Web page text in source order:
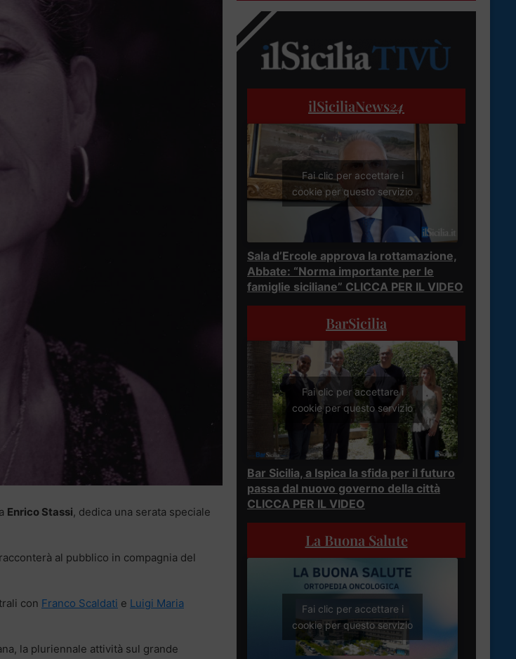
Enrico Stassi, dedica una serata speciale
al pubblico in compagnia del
con Franco Scaldati e Luigi Maria
la pluriennale attività sul grande
ilSiciliaNews24
Fai clic per accettare i
cookie per questo servizio
Sala d’Ercole approva la rottamazione,
Abbate: “Norma importante per le
famiglie siciliane” CLICCA PER IL VIDEO
BarSicilia
Fai clic per accettare i
cookie per questo servizio
Bar Sicilia, a Ispica la sfida per il futuro
passa dal nuovo governo della città
CLICCA PER IL VIDEO
La Buona Salute
Fai clic per accettare i
cookie per questo servizio